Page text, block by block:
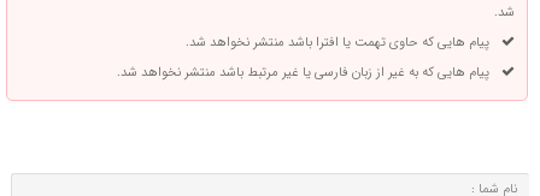
شد.
پیام هایی که حاوی تهمت یا افترا باشد منتشر نخواهد شد.
پیام هایی که به غیر از زبان فارسی یا غیر مرتبط باشد منتشر نخواهد شد.